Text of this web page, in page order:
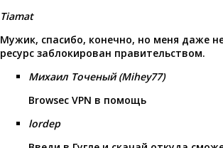
Tiamat
Мужик, спасибо, конечно, но меня даже
ресурс заблокирован правительством.
Михаил Точеный (Mihey77)
Browsec VPN в помощь
lordep